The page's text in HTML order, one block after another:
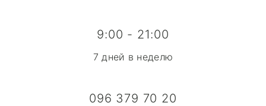
9:00 - 21:00
7 дней в неделю
096 379 70 20